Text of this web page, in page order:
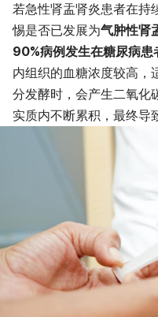
若急性肾盂肾炎患者在持
惕是否已发展为气肿性肾
90%病例发生在糖尿病患
内组织的血糖浓度较高，
分发酵时，会产生二氧化
实质内不断累积，最终导